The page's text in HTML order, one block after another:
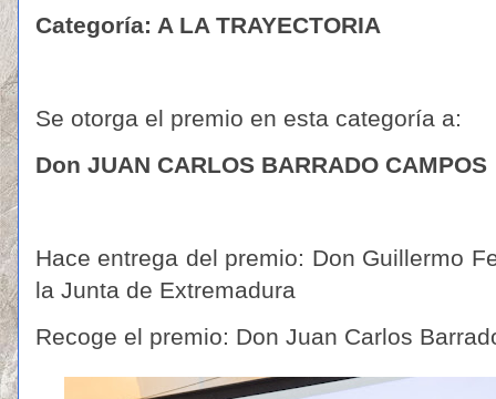
Categoría: A LA TRAYECTORIA
Se otorga el premio en esta categoría a:
Don JUAN CARLOS BARRADO CAMPOS
Hace entrega del premio: Don Guillermo
la Junta de Extremadura
Recoge el premio: Don Juan Carlos